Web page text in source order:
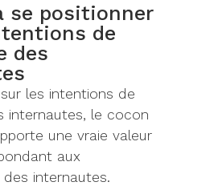
se positionner
de
des
les intentions de
internautes, le cocon
une vraie valeur
aux
internautes.